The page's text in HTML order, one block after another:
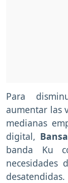
Para
aumentar las
medianas
digital,
banda Ku
necesidades
desatendidas.